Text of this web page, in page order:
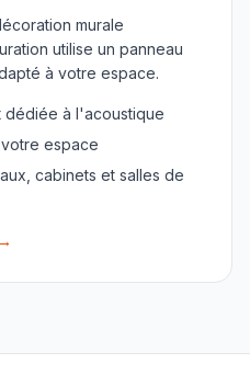
murale
utilise un panneau
à votre espace.
dédiée à l'acoustique
espace
cabinets et salles de
→